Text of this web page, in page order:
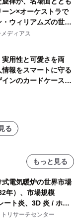
ン×オーケストラで
ウィリアムズの世
ィリアムズ：シネマ・
・コンサート 開催決
メディアス
実用性と可愛さを両
報をスマートに守る
ンのカードケースを
月7日発売
る
もっと見る
電気暖炉の世界市場
年）、市場規模
ート炎、3D 炎 / ホロ
、水ミスト炎）・分
リサーチセンター